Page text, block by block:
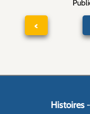
<
Histoires-